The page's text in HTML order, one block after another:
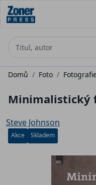
Domů / Foto /
Minimalistický
Steve Johnson
Akce Skladem